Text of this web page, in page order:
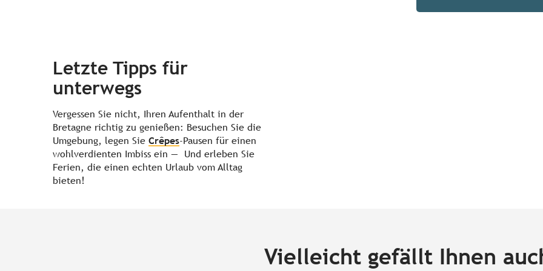
Letzte Tipps für
unterwegs
Vergessen Sie nicht, Ihren Aufenthalt in der
Bretagne richtig zu genießen: Besuchen Sie die
Umgebung, legen Sie Crêpes-Pausen für einen
wohlverdienten Imbiss ein — Und erleben Sie
Ferien, die einen echten Urlaub vom Alltag
bieten!
Vielleicht gefällt Ihnen